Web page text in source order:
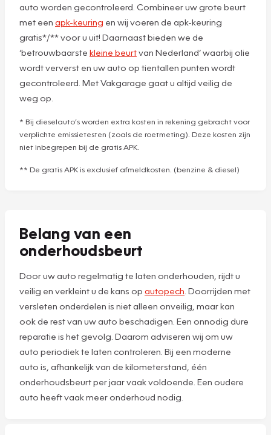
auto worden gecontroleerd. Combineer uw grote beurt
met een apk-keuring en wij voeren de apk-keuring
gratis*/** voor u uit! Daarnaast bieden we de
‘betrouwbaarste kleine beurtvan Nederland’ waarbij olie
wordt ververst en uw auto op tientallen punten wordt
gecontroleerd. Met Vakgarage gaat u altijd veilig de
weg op.
* Bij dieselauto’s worden extra kosten in rekening gebracht voor
verplichte emissietesten (zoals de roetmeting). Deze kosten zijn
niet inbegrepen bij de gratis APK.
** De gratis APK is exclusief afmeldkosten. (benzine & diesel)
Belang van een
onderhoudsbeurt
Door uw auto regelmatig te laten onderhouden, rijdt u
veilig en verkleint u de kans op autopech . Doorrijden met
versleten onderdelen is niet alleen onveilig, maar kan
ook de rest van uw auto beschadigen. Een onnodig dure
reparatie is het gevolg. Daarom adviseren wij om uw
auto periodiek te laten controleren. Bij een moderne
auto is, afhankelijk van de kilometerstand, één
onderhoudsbeurt per jaar vaak voldoende. Een oudere
auto heeft vaak meer onderhoud nodig.